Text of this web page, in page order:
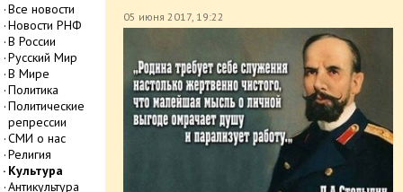
Все новости
Новости РНФ
В России
Русский Мир
В Мире
Политика
Политические
репрессии
СМИ о нас
Религия
Культура
Антикультура
05 июня 2017, 19:22